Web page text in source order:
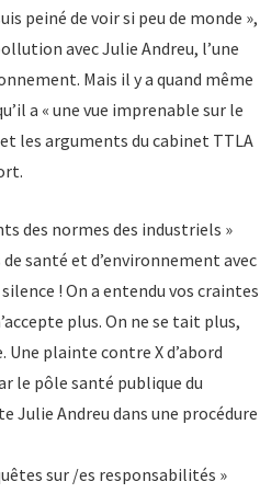
peiné de voir si peu de monde »,
avec Julie Andreu, l’une
Mais il y a quand même
a « une vue imprenable sur le
les arguments du cabinet TTLA
des normes des industriels »
santé et d’environnement avec
! On a entendu vos craintes
plus. On ne se tait plus,
plainte contre X d’abord
le pôle santé publique du
Julie Andreu dans une procédure
sur /es responsabilités »